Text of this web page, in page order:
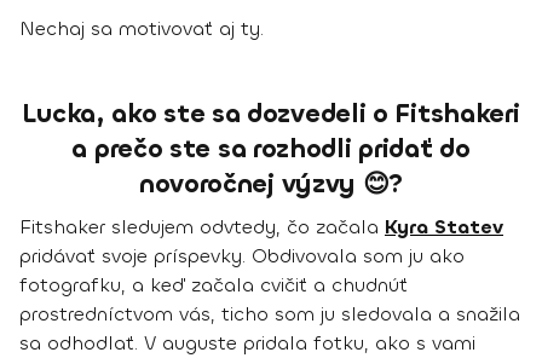
Nechaj sa motivovať aj ty.
Lucka, ako ste sa dozvedeli o Fitshakeri
a prečo ste sa rozhodli pridať do
novoročnej výzvy 😊?
Fitshaker sledujem odvtedy, čo začala Kyra Statev
pridávať svoje príspevky. Obdivovala som ju ako
fotografku, a keď začala cvičiť a chudnúť
prostredníctvom vás, ticho som ju sledovala a snažila
sa odhodlať. V auguste pridala fotku, ako s vami